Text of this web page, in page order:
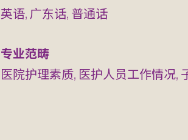
英语, 广东话, 普通话
专业范畴
医院护理素质, 医护人员工作情况,